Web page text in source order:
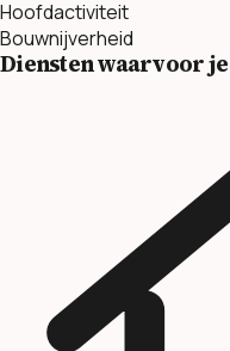
Hoofdactiviteit
Bouwnijverheid
Diensten waarvoor